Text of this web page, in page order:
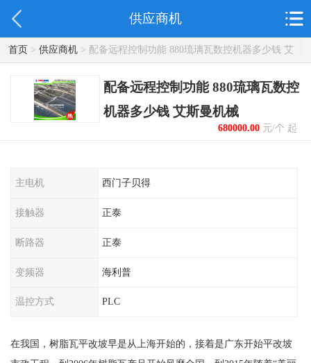
供应商机
首页> 供应商机> 配备远程控制功能 880琉璃瓦数控机器多少钱 艾
斯曼机械
配备远程控制功能 880琉璃瓦数控
机器多少钱 艾斯曼机械
680000.00元/个 起
主电机 西门子贝得
接触器 正泰
断路器 正泰
变频器 海利普
温控方式 PLC
在我国，树脂瓦平改坡早是从上海开始的，接着是广东开始平改坡